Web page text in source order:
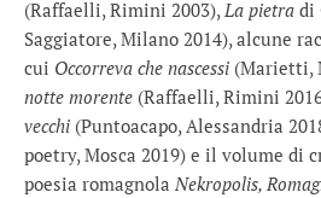
(Raffaelli, Rimini 2003), La pietra di
Saggiatore, Milano 2014), alcune
cui Occorreva che nascessi (Marietti,
notte morente (Raffaelli, Rimini
vecchi (Puntoacapo, Alessandria
poetry, Mosca 2019) e il volume
poesia romagnola Nekropolis,